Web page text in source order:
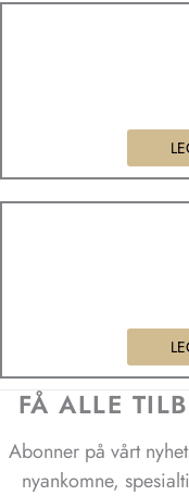
FÅ ALLE
Abonner på vårt
nyankomne,